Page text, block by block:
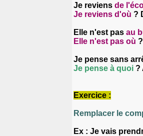
Je reviens de
Je reviens d'où ?
Elle n'est pas au
Elle n'est pas où
Je pense sans
Je pense à quoi ?
Exercice :
Remplacer le
Ex : Je vais